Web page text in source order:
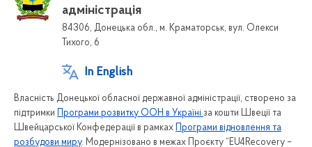
адміністрація
84306, Донецька обл., м. Краматорськ, вул. Олекси
Тихого, 6
In English
Власність Донецької обласної державної адміністрації, створено за
підтримки
Програми розвитку ООН в Україні за кошти Швеції та
Швейцарської Конфедерації в рамках
Програми відновлення та
розбудови миру. Модернізовано в межах Проєкту “EU4Recovery –